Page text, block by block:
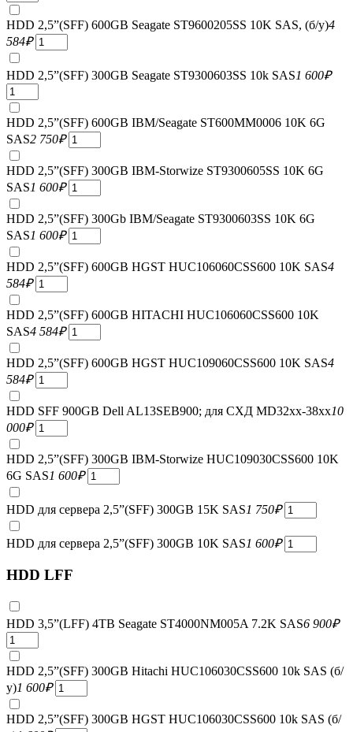
HDD 2,5”(SFF) 600GB Seagate ST9600205SS 10K SAS, (б/у)4
584₽
HDD 2,5”(SFF) 300GB Seagate ST9300603SS 10k SAS1 600₽
HDD 2,5”(SFF) 600GB IBM/Seagate ST600MM0006 10K 6G
SAS2 750₽
HDD 2,5”(SFF) 300GB IBM-Storwize ST9300605SS 10K 6G
SAS1 600₽
HDD 2,5”(SFF) 300Gb IBM/Seagate ST9300603SS 10K 6G
SAS1 600₽
HDD 2,5”(SFF) 600GB HGST HUC106060CSS600 10K SAS4
584₽
HDD 2,5”(SFF) 600GB HITACHI HUC106060CSS600 10K
SAS4 584₽
HDD 2,5”(SFF) 600GB HGST HUC109060CSS600 10K SAS4
584₽
HDD SFF 900GB Dell AL13SEB900; для СХД MD32xx-38xx10
000₽
HDD 2,5”(SFF) 300GB IBM-Storwize HUC109030CSS600 10K
6G SAS1 600₽
HDD для сервера 2,5”(SFF) 300GB 15K SAS1 750₽
HDD для сервера 2,5”(SFF) 300GB 10K SAS1 600₽
HDD LFF
HDD 3,5”(LFF) 4TB Seagate ST4000NM005A 7.2K SAS6 900₽
HDD 2,5”(SFF) 300GB Hitachi HUC106030CSS600 10k SAS (б/
у)1 600₽
HDD 2,5”(SFF) 300GB HGST HUC106030CSS600 10k SAS (б/